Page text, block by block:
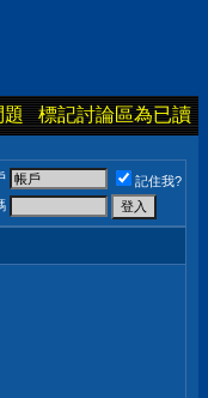
題 標記討論區為已讀
記住我?